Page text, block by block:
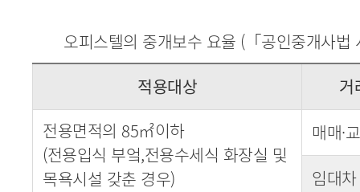
오피스텔의 중개보수 요율 (「공인중개사
적용대상
거
전용면적의 85㎡이하
(전용입식 부엌,전용수세식 화장실 및
목욕시설 갖춘 경우)
매매·
임대